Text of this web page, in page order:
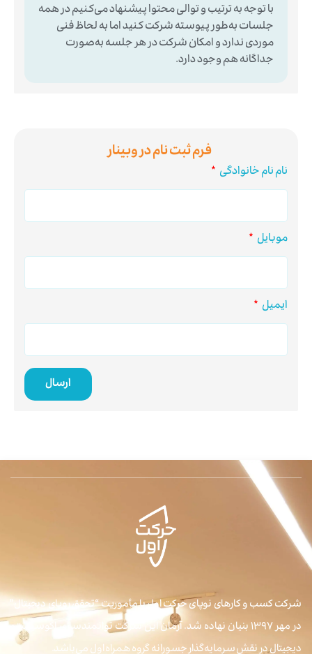
با توجه به ترتیب و توالی محتوا پیشنهاد می‌کنیم در همه
جلسات به‌طور پیوسته شرکت کنید اما به لحاظ فنی
موردی ندارد و امکان شرکت در هر جلسه به‌صورت
جداگانه هم وجود دارد.
فرم ثبت نام در وبینار
نام نام خانوادگی
موبایل
ایمیل
ارسال
شرکت کسب و کارهای نوپای حرکت اول با مأموریت “تحقق رویای دیجیتال”
در مهر ۱۳۹۷ بنیان نهاده شد. آرمان این شرکت توانمندسازی اکوسیستم
دیجیتال در نقش سرمایه‌گذار جسورانه گروه همراه اول می‌باشد.